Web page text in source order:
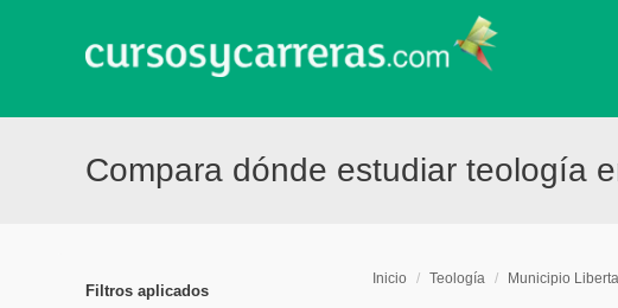
Compara dónde estudiar teología
Filtros aplicados
Inicio / Teología / Municipio